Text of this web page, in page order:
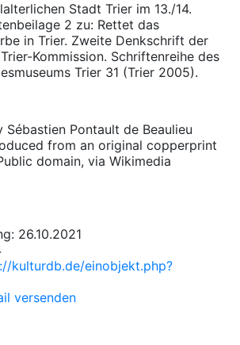
Stadt Trier im 13./14.
2 zu: Rettet das
in Trier. Zweite Denkschrift der
Kommission. Schriftenreihe des
Trier 31 (Trier 2005).
Sébastien Pontault de Beaulieu
from an original copperprint
domain, via Wikimedia
26.10.2021
kulturdb.de/einobjekt.php?
versenden